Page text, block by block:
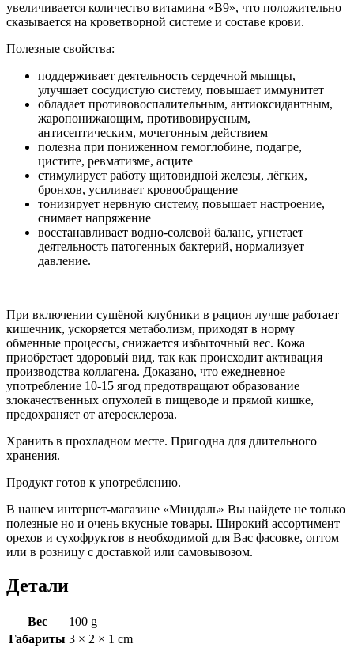
увеличивается количество витамина «В9», что положительно
сказывается на кроветворной системе и составе крови.
Полезные свойства:
поддерживает деятельность сердечной мышцы,
улучшает сосудистую систему, повышает иммунитет
обладает противовоспалительным, антиоксидантным,
жаропонижающим, противовирусным,
антисептическим, мочегонным действием
полезна при пониженном гемоглобине, подагре,
цистите, ревматизме, асците
стимулирует работу щитовидной железы, лёгких,
бронхов, усиливает кровообращение
тонизирует нервную систему, повышает настроение,
снимает напряжение
восстанавливает водно-солевой баланс, угнетает
деятельность патогенных бактерий, нормализует
давление.
При включении сушёной клубники в рацион лучше работает
кишечник, ускоряется метаболизм, приходят в норму
обменные процессы, снижается избыточный вес. Кожа
приобретает здоровый вид, так как происходит активация
производства коллагена. Доказано, что ежедневное
употребление 10-15 ягод предотвращают образование
злокачественных опухолей в пищеводе и прямой кишке,
предохраняет от атеросклероза.
Хранить в прохладном месте. Пригодна для длительного
хранения.
Продукт готов к употреблению.
В нашем интернет-магазине «Миндаль» Вы найдете не только
полезные но и очень вкусные товары. Широкий ассортимент
орехов и сухофруктов в необходимой для Вас фасовке, оптом
или в розницу с доставкой или самовывозом.
Детали
Вес
100 g
Габариты 3 × 2 × 1 cm